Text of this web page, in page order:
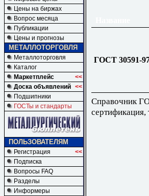
Цены на биржах
Вопрос месяца
Публикации
Цены и прогнозы
МЕТАЛЛОТОРГОВЛЯ
Металлоторговля
Каталог
Маркетплейс
<<
Доска объявлений <<
Подшипники
ГОСТы и стандарты
ПОЛЬЗОВАТЕЛЯМ
Регистрация
<<
Подписка
Вопросы FAQ
Разделы
Информеры
ГОСТ 30591-
Справочник
сертификация,